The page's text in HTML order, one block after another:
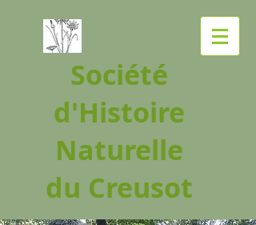
Société
d'Histoire
Naturelle
du Creusot